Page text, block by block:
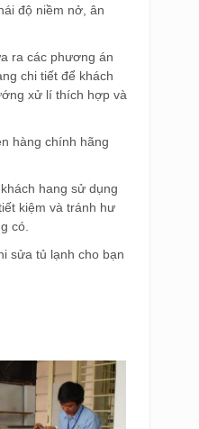
độ niềm nở, ân
ra các phương án
chi tiết để khách
xử lí thích hợp và
hàng chính hãng
hang sử dụng
kiệm và tránh hư
có.
sửa tủ lạnh cho bạn